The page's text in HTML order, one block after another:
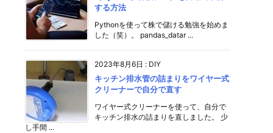
する方法
Pythonを使って株で儲ける勉強を始めま
した（笑）。 pandas_datar ...
2023年8月6日 : DIY
キッチン排水管の詰まりをワイヤー式
クリーナーで自分で直す
ワイヤー式クリーナーを使って、自分で
キッチン排水の詰まりを直しました。 少
し手間 ...